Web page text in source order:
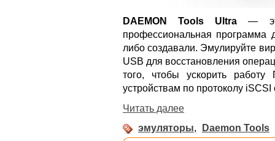
DAEMON Tools Ultra —
профессиональная программа
либо создавали. Эмулируйте
USB для восстановления
того, чтобы ускорить
устройствам по протоколу
Читать далее
эмуляторы, Daemon Tools